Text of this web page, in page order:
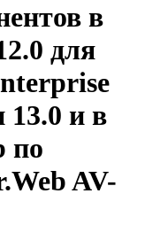
в
для
13.0 и в
по
AV-